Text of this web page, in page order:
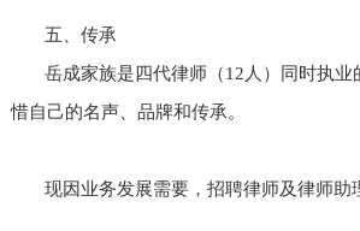
五、传承
岳成家族是四代律师（12人）同时执业
惜自己的名声、品牌和传承。
现因业务发展需要，招聘律师及律师助